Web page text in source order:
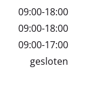
09:00-18:00
09:00-18:00
09:00-17:00
gesloten